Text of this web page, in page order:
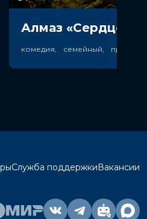
Служба поддержкиВакансии